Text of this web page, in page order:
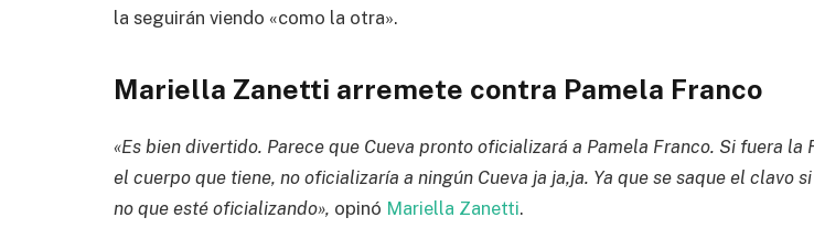
la seguirán viendo «como la otra».
Mariella Zanetti arremete contra Pamela Franco
«Es bien divertido. Parece que Cueva pronto oficializará a Pamela Franco. Si fuera la
el cuerpo que tiene, no oficializaría a ningún Cueva ja ja,ja. Ya que se saque el clavo
no que esté oficializando», opinó Mariella Zanetti.